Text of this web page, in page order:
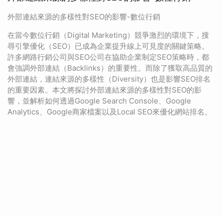
外部連結來源的多樣性對SEO的影響-數位行銷
在當今數位行銷（Digital Marketing）競爭激烈的環境下，搜
尋引擎優化（SEO）已成為企業提升線上可見度的關鍵策略。
許多網路行銷公司與SEO公司在協助企業制定SEO策略時，都
會強調外部連結（Backlinks）的重要性。而除了獲取高品質的
外部連結，連結來源的多樣性（Diversity）也是影響SEO排名
的重要因素。本文將探討外部連結來源的多樣性對SEO的影
響，並解析如何透過Google Search Console、Google
Analytics、Google商家檔案以及Local SEO來優化網站排名。